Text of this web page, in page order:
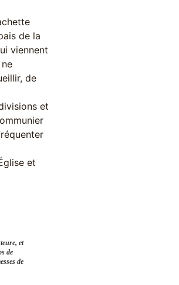
de la
viennent
de
et
et
et
de
de